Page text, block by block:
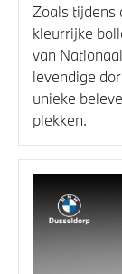
Zoals tijdens
kleurrijke
van
levendige
unieke
plekken.